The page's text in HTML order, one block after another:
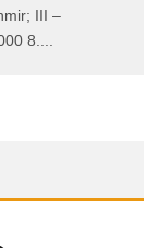
III –
8.